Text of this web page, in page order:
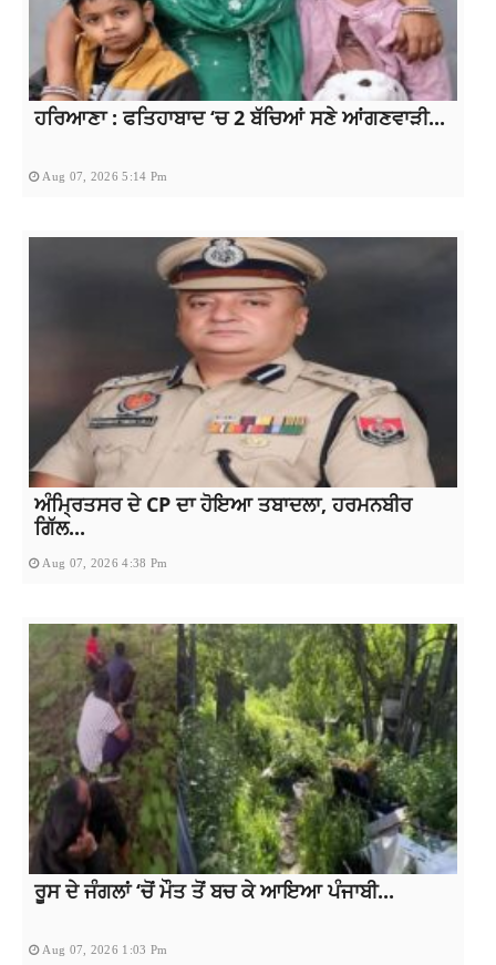
ਹਰਿਆਣਾ : ਫਤਿਹਾਬਾਦ ‘ਚ 2 ਬੱਚਿਆਂ ਸਣੇ ਆਂਗਣਵਾੜੀ...
Aug 07, 2026 5:14 Pm
ਅੰਮ੍ਰਿਤਸਰ ਦੇ CP ਦਾ ਹੋਇਆ ਤਬਾਦਲਾ, ਹਰਮਨਬੀਰ
ਗਿੱਲ...
Aug 07, 2026 4:38 Pm
ਰੂਸ ਦੇ ਜੰਗਲਾਂ ‘ਚੋਂ ਮੌਤ ਤੋਂ ਬਚ ਕੇ ਆਇਆ ਪੰਜਾਬੀ...
Aug 07, 2026 1:03 Pm